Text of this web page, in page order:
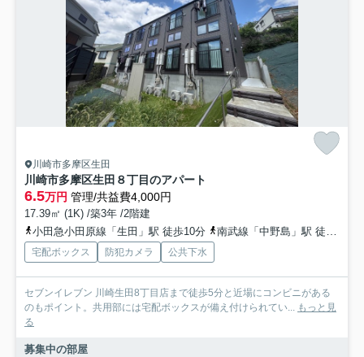
川崎市多摩区生田
川崎市多摩区生田８丁目のアパート
6.5万円 管理/共益費4,000円
17.39㎡ (1K) /築3年 /2階建
小田急小田原線「生田」駅 徒歩10分
南武線「中野島」駅 徒歩22分
宅配ボックス 防犯カメラ 公共下水
セブンイレブン 川崎生田8丁目店まで徒歩5分と近場にコンビニがある
のもポイント。共用部には宅配ボックスが備え付けられてい... もっと見
る
募集中の部屋